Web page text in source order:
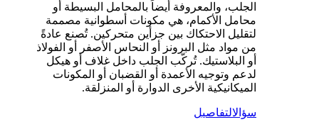
الجلب، والمعروفة أيضاً بالمحامل البسيطة أو
محامل الأكمام، هي مكونات أسطوانية مصممة
لتقليل الاحتكاك بين جزأين متحركين. تُصنع عادةً
من مواد مثل البرونز أو النحاس الأصفر أو الفولاذ
أو البلاستيك. تُركّب الجلب داخل غلاف أو هيكل
لدعم وتوجيه الأعمدة أو القضبان أو المكونات
الميكانيكية الأخرى الدوارة أو المنزلقة.
سؤالالتفاصيل